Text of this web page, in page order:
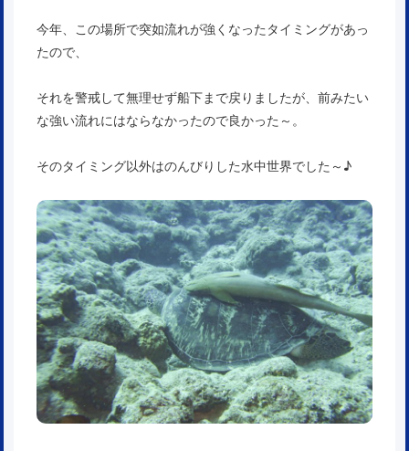
今年、この場所で突如流れが強くなったタイミングがあっ
たので、
それを警戒して無理せず船下まで戻りましたが、前みたい
な強い流れにはならなかったので良かった～。
そのタイミング以外はのんびりした水中世界でした～♪